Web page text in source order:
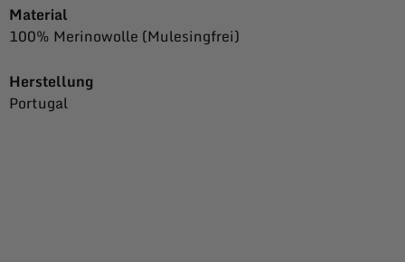
Material
100% Merinowolle (Mulesingfrei)
Herstellung
Portugal